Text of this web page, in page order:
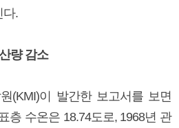
다.
량 감소
(KMI)이 발간한 보고서를 보면
층 수온은 18.74도로, 1968년 관